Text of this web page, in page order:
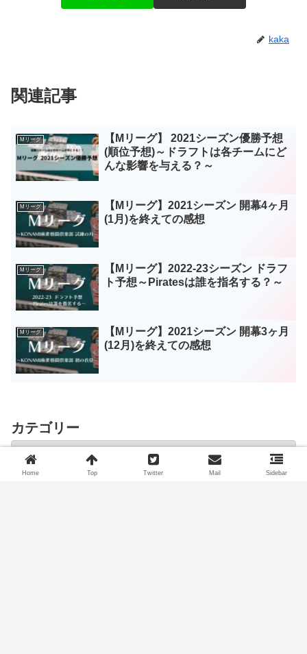
kaka
関連記事
Mリーグ
【Mリーグ】 2021シーズン優勝予想
(順位予想)～ドラフトは各チームにど
んな影響を与える？～
Mリーグ
【Mリーグ】2021シーズン 開幕4ヶ月
(1月)を終えての感想
Mリーグ
【Mリーグ】2022-23シーズン ドラフ
ト予想～Piratesは誰を指名する？～
Mリーグ
【Mリーグ】2021シーズン 開幕3ヶ月
(12月)を終えての感想
カテゴリー
Home Top Twitter Mail Sidebar